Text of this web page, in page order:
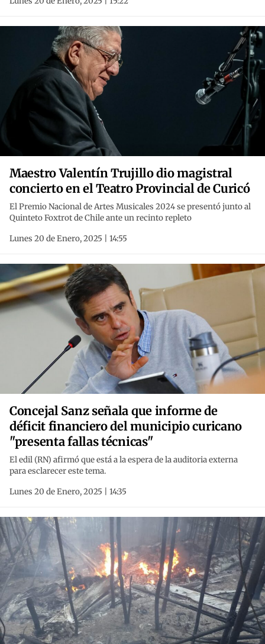
Maestro Valentín Trujillo dio magistral
concierto en el Teatro Provincial de Curicó
El Premio Nacional de Artes Musicales 2024 se presentó junto al
Quinteto Foxtrot de Chile ante un recinto repleto
Lunes 20 de Enero, 2025 | 14:55
Concejal Sanz señala que informe de
déficit financiero del municipio curicano
"presenta fallas técnicas"
El edil (RN) afirmó que está a la espera de la auditoria externa
para esclarecer este tema.
Lunes 20 de Enero, 2025 | 14:35